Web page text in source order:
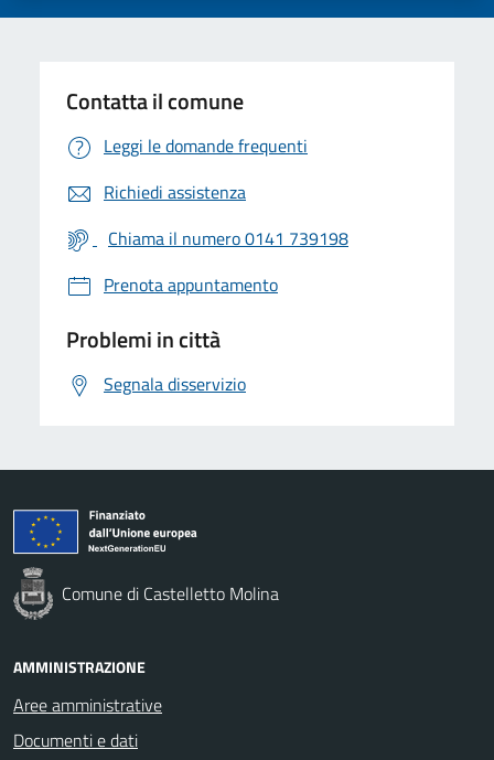
Contatta il comune
Leggi le domande frequenti
Richiedi assistenza
Chiama il numero 0141 739198
Prenota appuntamento
Problemi in città
Segnala disservizio
Comune di Castelletto Molina
AMMINISTRAZIONE
Aree amministrative
Documenti e dati